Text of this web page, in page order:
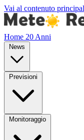
Vai al contenuto
Home 20 Anni
News
Previsioni
Monitoraggio